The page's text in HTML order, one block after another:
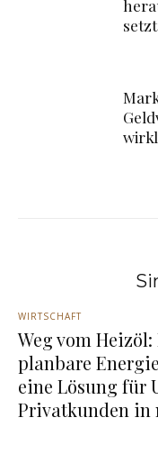
WIRTSCHAFT
Weg vom
planbare
eine Lösung für
Privatkunden in